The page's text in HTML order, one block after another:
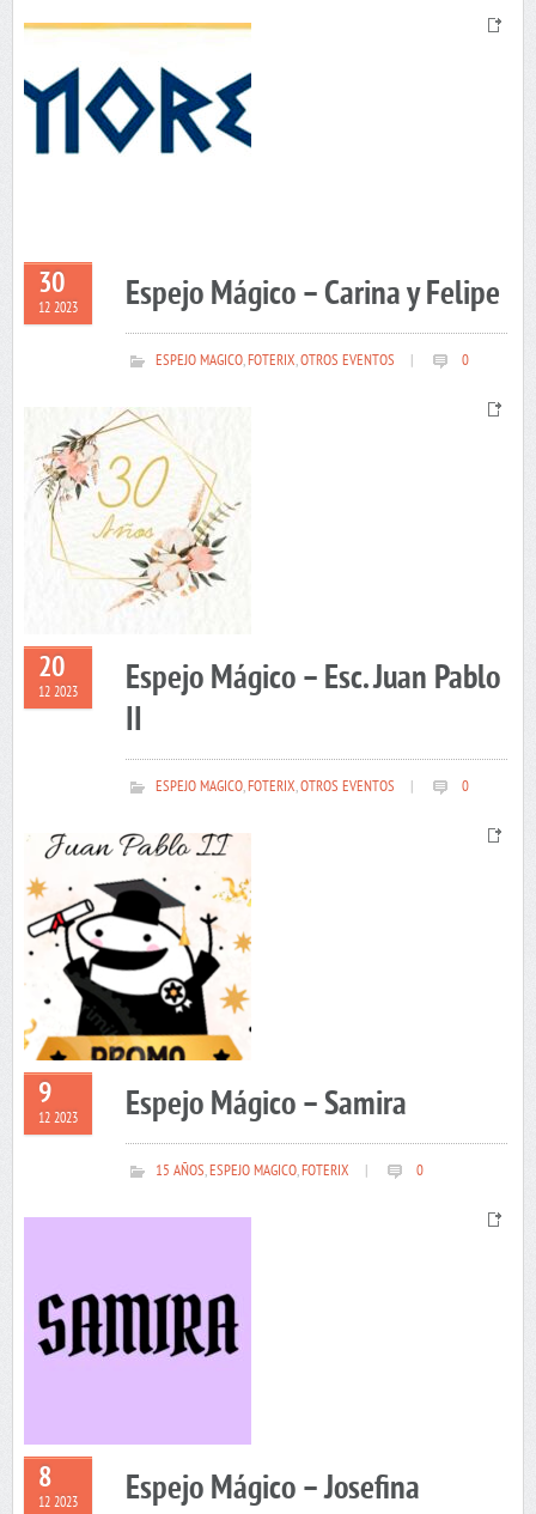
30
12 2023 Espejo Mágico – Carina y Felipe
ESPEJO MAGICO,FOTERIX,OTROS EVENTOS 0
20
12 2023
Espejo Mágico – Esc. Juan Pablo
II
ESPEJO MAGICO,FOTERIX,OTROS EVENTOS 0
9
12 2023 Espejo Mágico – Samira
15 AÑOS,ESPEJO MAGICO,FOTERIX 0
8
12 2023 Espejo Mágico – Josefina